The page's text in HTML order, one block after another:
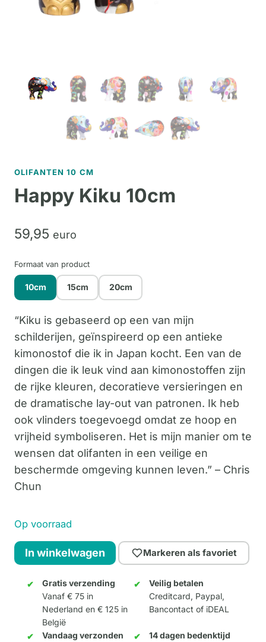
OLIFANTEN 10 CM
Happy Kiku 10cm
59,95 euro
Formaat van product
10cm 15cm 20cm
“Kiku is gebaseerd op een van mijn
schilderijen, geïnspireerd op een antieke
kimonostof die ik in Japan kocht. Een van de
dingen die ik leuk vind aan kimonostoffen zijn
de rijke kleuren, decoratieve versieringen en
de dramatische lay-out van patronen. Ik heb
ook vlinders toegevoegd omdat ze hoop en
vrijheid symboliseren. Het is mijn manier om te
wensen dat olifanten in een veilige en
beschermde omgeving kunnen leven.” – Chris
Chun
Op voorraad
Happy
Kiku
10cm
aantal
In winkelwagen Markeren als favoriet
Gratis verzending
Vanaf € 75 in
Nederland en € 125 in
België
Veilig betalen
Creditcard, Paypal,
Bancontact of iDEAL
Vandaag verzonden
14 dagen bedenktijd